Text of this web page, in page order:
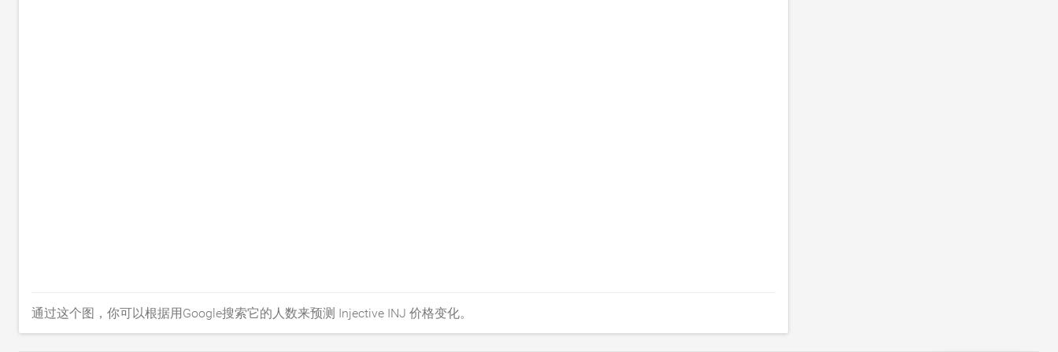
通过这个图，你可以根据用Google搜索它的人数来预测 Injective INJ 价格变化。